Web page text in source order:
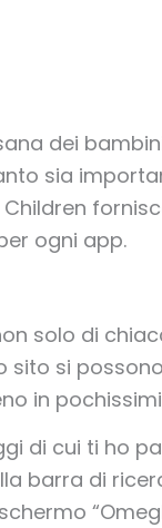
dei
sia
ogni app.
solo di
sito si
in
di cui ti ho
barra di